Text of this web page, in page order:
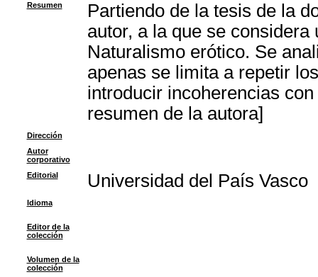
Resumen
Partiendo de la tesis de la
autor, a la que se
Naturalismo erótico. Se
apenas se limita a repetir
introducir incoherencias
resumen de la autora]
Dirección
Autor
corporativo
Editorial
Universidad del País Vasco
Idioma
Editor de la
colección
Volumen de la
colección